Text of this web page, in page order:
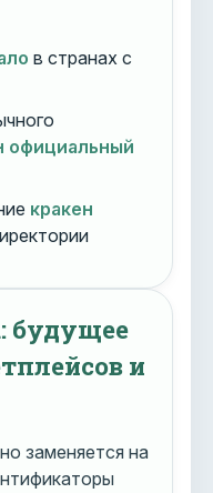
в странах с
официальный
кракен
будущее
и
заменяется на